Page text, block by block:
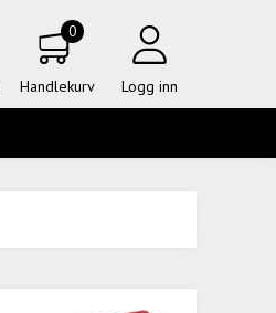
0
Handlekurv Logg inn